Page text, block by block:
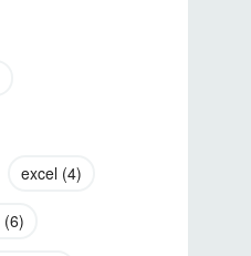
excel (4)
(6)